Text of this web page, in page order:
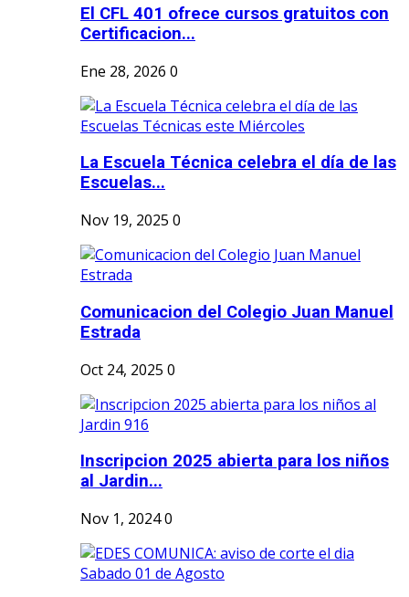
El CFL 401 ofrece cursos gratuitos con
Certificacion...
Ene 28, 2026 0
La Escuela Técnica celebra el día de las
Escuelas...
Nov 19, 2025 0
Comunicacion del Colegio Juan Manuel
Estrada
Oct 24, 2025 0
Inscripcion 2025 abierta para los niños
al Jardin...
Nov 1, 20240